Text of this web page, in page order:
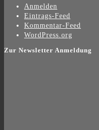
Anmelden
Eintrags-Feed
Kommentar-Feed
WordPress.org
Zur Newsletter Anmeldung